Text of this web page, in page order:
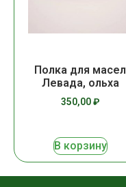
Полка для масел
Левада, ольха
350,00₽
В корзину